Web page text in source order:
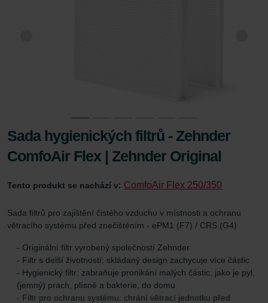
Sada hygienických filtrů - Zehnder
ComfoAir Flex | Zehnder Original
Tento produkt se nachází v: ComfoAir Flex 250/350
Sada filtrů pro zajištění čistého vzduchu v místnosti a ochranu
větracího systému před znečištěním - ePM1 (F7) / CRS (G4)
- Originální filtr vyrobený společností Zehnder
- Filtr s delší životností: skládaný design zachycuje více částic
- Hygienický filtr: zabraňuje pronikání malých částic, jako je pyl,
(jemný) prach, plísně a bakterie, do domu
- Filtr pro ochranu systému: chrání větrací jednotku před